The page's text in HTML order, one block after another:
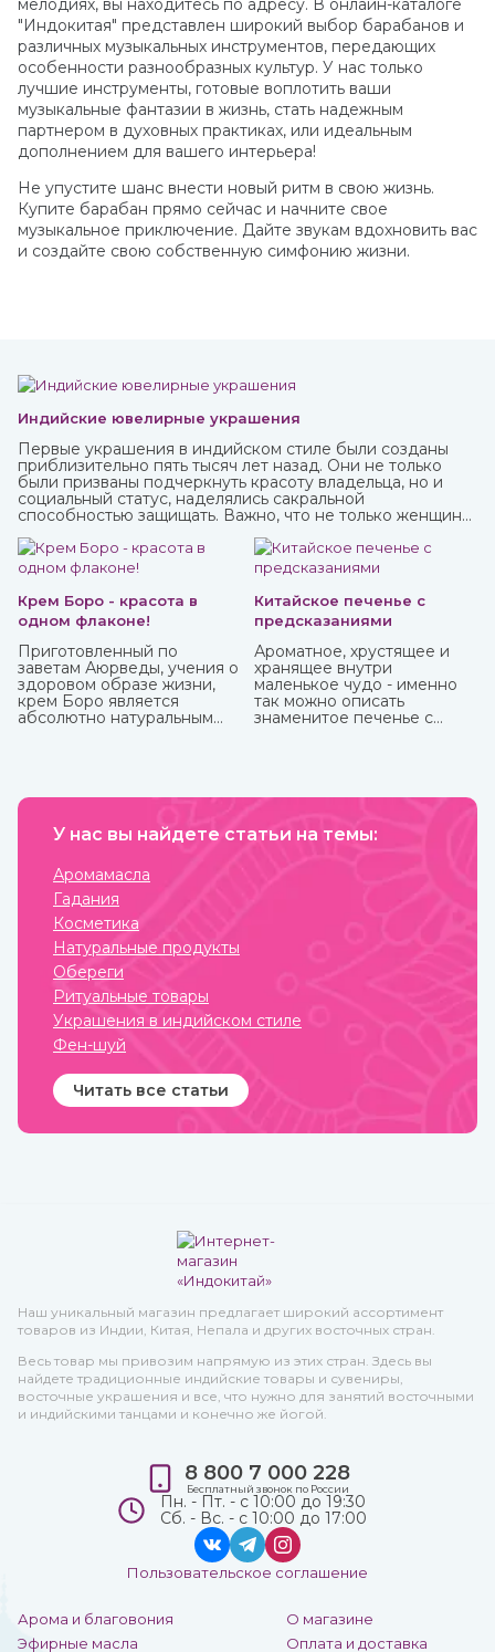
"Индокитая" представлен широкий выбор барабанов и
различных музыкальных инструментов, передающих
особенности разнообразных культур. У нас только
лучшие инструменты, готовые воплотить ваши
музыкальные фантазии в жизнь, стать надежным
партнером в духовных практиках, или идеальным
дополнением для вашего интерьера!
Не упустите шанс внести новый ритм в свою жизнь.
Купите барабан прямо сейчас и начните свое
музыкальное приключение. Дайте звукам вдохновить вас
и создайте свою собственную симфонию жизни.
Индийские ювелирные украшения
Первые украшения в индийском стиле были созданы
приблизительно пять тысяч лет назад. Они не только
были призваны подчеркнуть красоту владельца, но и
социальный статус, наделялись сакральной
способностью защищать. Важно, что не только женщины,
предназначались для определенных жизненных
событий — взросление, свадьба, ритуалы. При этом
каждая вещь имеет свое значение и передается в
поколениях. Приобрести индийские ювелирные
украшения вы можете в интернет-магазине ИндоКитай с
доставкой по всей стране.
Крем Боро - красота в
одном флаконе!
Приготовленный по
заветам Аюрведы, учения о
здоровом образе жизни,
крем Боро является
абсолютно натуральным
антибактериальные и
свойства, благодаря
мелкие трещинки и ранки
на коже, ожоги, грибковые
заболевания, герпес.
Китайское печенье с
предсказаниями
Ароматное, хрустящее и
хранящее внутри
маленькое чудо - именно
так можно описать
знаменитое печенье с
У нас вы найдете статьи на темы:
Аромамасла
Гадания
Косметика
Натуральные продукты
Обереги
Ритуальные товары
Украшения в индийском стиле
Фен-шуй
Читать все статьи
Наш уникальный магазин предлагает широкий ассортимент
товаров из Индии, Китая, Непала и других восточных стран.
Весь товар мы привозим напрямую из этих стран. Здесь вы
найдете традиционные индийские товары и сувениры,
восточные украшения и все, что нужно для занятий восточными
и индийскими танцами и конечно же йогой.
Арома и благовония
Эфирные масла
О магазине
Оплата и доставка
8 800 7 000 228
Бесплатный звонок по России
Пн. - Пт. - с 10:00 до 19:30
Сб. - Вс. - с 10:00 до 17:00
Пользовательское соглашение